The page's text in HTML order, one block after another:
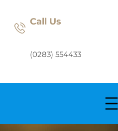
Call Us
(0283) 554433